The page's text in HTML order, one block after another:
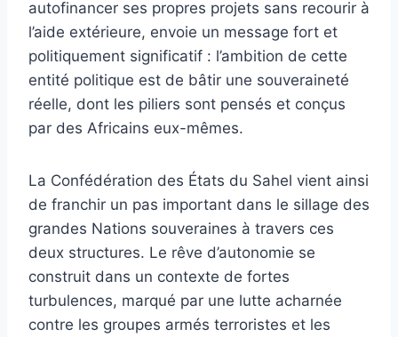
autofinancer ses propres projets sans recourir à
l’aide extérieure, envoie un message fort et
politiquement significatif : l’ambition de cette
entité politique est de bâtir une souveraineté
réelle, dont les piliers sont pensés et conçus
par des Africains eux-mêmes.
La Confédération des États du Sahel vient ainsi
de franchir un pas important dans le sillage des
grandes Nations souveraines à travers ces
deux structures. Le rêve d’autonomie se
construit dans un contexte de fortes
turbulences, marqué par une lutte acharnée
contre les groupes armés terroristes et les